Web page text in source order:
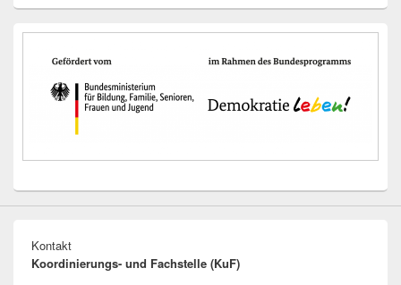
Kontakt
Koordinierungs- und Fachstelle (KuF)